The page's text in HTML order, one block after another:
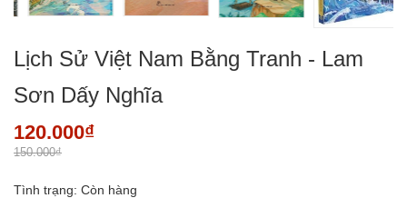
Lịch Sử Việt Nam Bằng Tranh - Lam
Sơn Dấy Nghĩa
120.000₫
150.000₫
Tình trạng: Còn hàng